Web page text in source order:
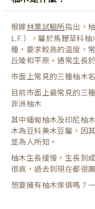
根據林業試驗所指出，
L.F.），屬於馬鞭草科
種，要求較高的温度，
丘陵和平原。通常生長
市面上常見的三種柚木
目前市面上最常見的三
非洲柚木
其中緬甸柚木及印尼柚
木為豆科美木豆屬，因
並為人所知。
柚木生長緩慢，生長到
很高，過去到現在都很
想要擁有柚木傢俱嗎？